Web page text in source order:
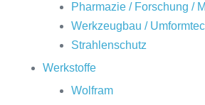
Pharmazie / Forschung /
Werkzeugbau /
Strahlenschutz
Werkstoffe
Wolfram